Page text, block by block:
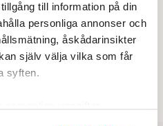
till information på din
personliga annonser och
åskådarinsikter
själv välja vilka som får
syften.
och sten i glashus
tsaren och Stalin
igen, Vänsterpartiet!